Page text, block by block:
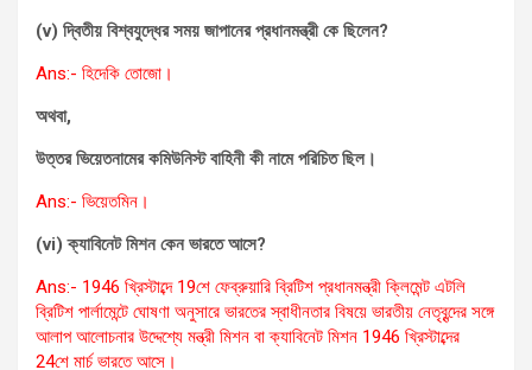
(v) দ্বিতীয় বিশ্বযুদ্ধের সময় জাপানের প্রধানমন্ত্রী কে ছিলেন?
Ans:- হিদেকি তোজো।
অথবা,
উত্তর ভিয়েতনামের কমিউনিস্ট বাহিনী কী নামে পরিচিত ছিল।
Ans:- ভিয়েতমিন।
(vi) ক্যাবিনেট মিশন কেন ভারতে আসে?
Ans:- 1946 খ্রিস্টাব্দে 19শে ফেব্রুয়ারি ব্রিটিশ প্রধানমন্ত্রী ক্লিমেন্ট এটলি
ব্রিটিশ পার্লামেন্টে ঘোষণা অনুসারে ভারতের স্বাধীনতার বিষয়ে ভারতীয় নেতৃবৃন্দের সঙ্গে
আলাপ আলোচনার উদ্দেশ্যে মন্ত্রী মিশন বা ক্যাবিনেট মিশন 1946 খ্রিস্টাব্দের
24শে মার্চ ভারতে আসে।